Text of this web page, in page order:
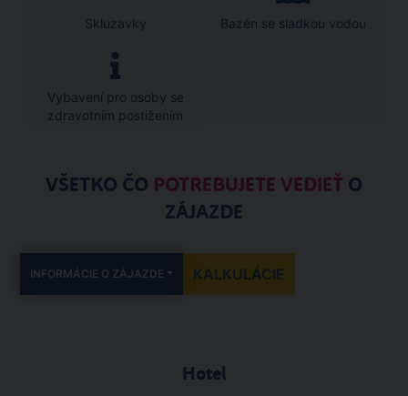
Skluzavky Bazén se sladkou vodou
Vybavení pro osoby se
zdravotním postižením
VŠETKO ČO POTREBUJETE VEDIEŤ O
ZÁJAZDE
INFORMÁCIE O ZÁJAZDE KALKULÁCIE
Hotel